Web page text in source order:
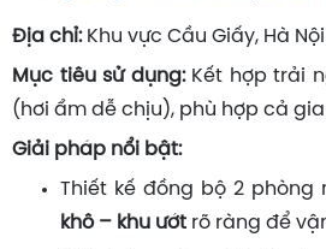
Địa chỉ:Khu vực Cầu Giấy, Hà Nội
Mục tiêu sử dụng:Kết hợp trải
(hơi ẩm dễ chịu), phù hợp cả
Giải pháp nổi bật:
Thiết kế đồng bộ 2
khô – khu ướt rõ ràng để